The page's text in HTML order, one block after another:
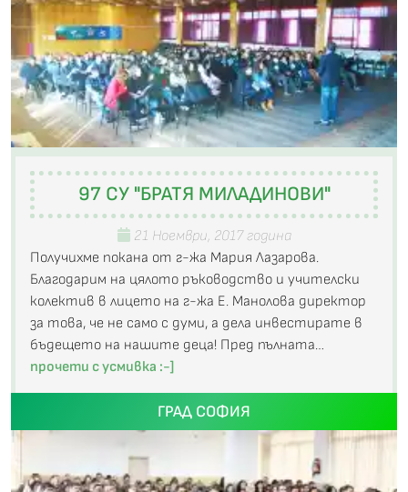
97 СУ "БРАТЯ МИЛАДИНОВИ"
21 Ноември, 2017 година
Получихме покана от г-жа Мария Лазарова.
Благодарим на цялото ръководство и учителски
колектив в лицето на г-жа Е. Манолова директор
за това, че не само с думи, а дела инвестирате в
бъдещето на нашите деца! Пред пълната…
прочети с усмивка :-]
ГРАД СОФИЯ